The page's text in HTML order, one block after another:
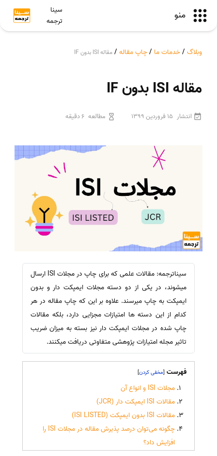
منو
سینا
ترجمه
وبلاگ /خدمات ما /چاپ مقاله / مقاله ISI بدون IF
مقاله ISI بدون IF
انتشار 15 فروردین 1399 مطالعه 6 دقیقه
سیناترجمه: مقالات علمی که برای چاپ در مجلات ISI ارسال
میشوند، در یکی از دو دسته مجلات ایمپکت دار و بدون
ایمپکت به چاپ میرسند. علاوه بر این که چاپ مقاله در هر
کدام از این دسته ها امتیازات مجزایی دارد، بلکه مقالات
چاپ شده در مجلات ایمپکت دار نیز بسته به میزان ضریب
تاثیر مجله امتیازات پژوهشی متفاوتی دریافت میکنند.
فهرست [
]
مجلات ISI و انواع آن
مقالات ISI ایمپکت دار (JCR)
مقالات ISI بدون ایمپکت (ISI LISTED)
چگونه می‌توان درصد پذیرش مقاله در مجلات ISI را
افزایش داد؟